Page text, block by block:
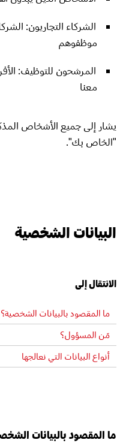
الشركاء التجاريون:
موظفوهم
المرشحون للتوظيف:
معنا
يشار إلى جميع الأشخاص
"الخاص بك".
البيانات الشخصية
الانتقال إلى
ما المقصود بالبيانات الشخصية؟
مَن المسؤول؟
أنواع البيانات التي نعالجها
ما المقصود بالبيانات